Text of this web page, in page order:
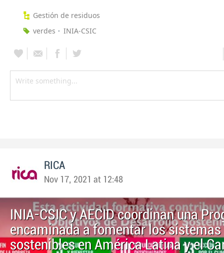
Gestión de residuos
verdes
INIA-CSIC
RICA
Nov 17, 2021 at 12:48
INIA-CSIC y AECID coordinan una
encaminada a fomentar los
sostenibles en América Latina y el